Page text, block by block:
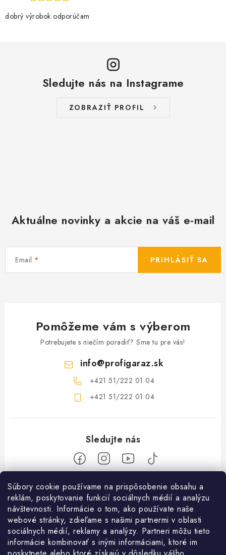
Súbory cookie používame na prispôsobenie obsahu a
reklám, poskytovanie funkcií sociálnych médií a analýzu
návštevnosti. Informácie o tom, ako používate naše
webové stránky, zdieľame s našimi partnermi v oblasti
sociálnych médií, reklamy a analýzy. Partneri môžu tieto
informácie kombinovať s inými informáciami, ktoré im
r
dobrý výrobok odporúčam
Sledujte nás na Instagrame
ZOBRAZIŤ PROFIL
Aktuálne novinky a akcie na váš e-mail
Email PRIHLÁSIŤ SA
Pomôžeme vám s výberom
Potrebujete s niečím poradiť? Sme tu pre vás!
info@profigaraz.sk
+421 51/222 01 04
+421 51/222 01 04
Nakupovanie
Ako nakupovať
Obchodné podmienky
Objednávky